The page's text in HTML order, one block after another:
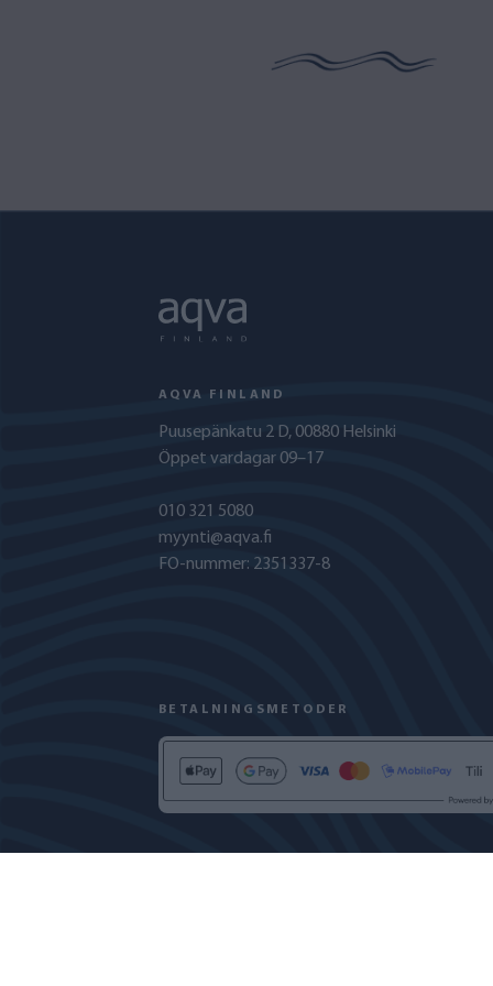
AQVA FINLAND
Puusepänkatu 2 D, 00880 Helsinki
Öppet vardagar 09–17
010 321 5080
myynti@aqva.fi
FO-nummer: 2351337-8
BETALNINGSMETODER